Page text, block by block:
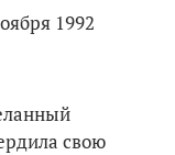
1992
свою